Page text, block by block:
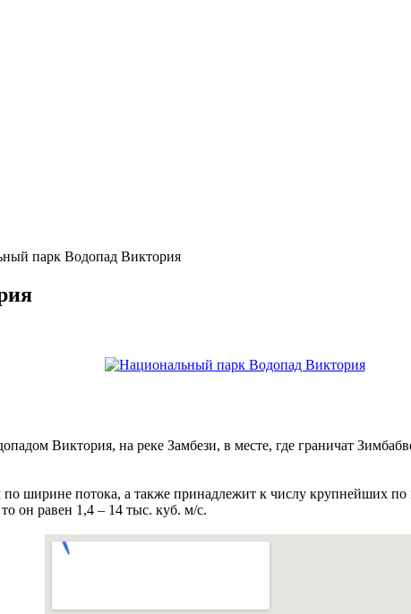
парк Водопад Виктория
Виктория, на реке Замбези, в месте, где граничат
по ширине потока, а также принадлежит к числу крупнейших
он равен 1,4 – 14 тыс. куб. м/c.